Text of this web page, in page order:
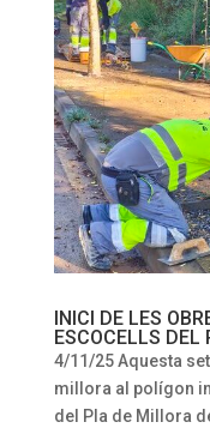
INICI DE LES
ESCOCELLS DEL
4/11/25 Aquesta
millora al polígon
del Pla de Millora